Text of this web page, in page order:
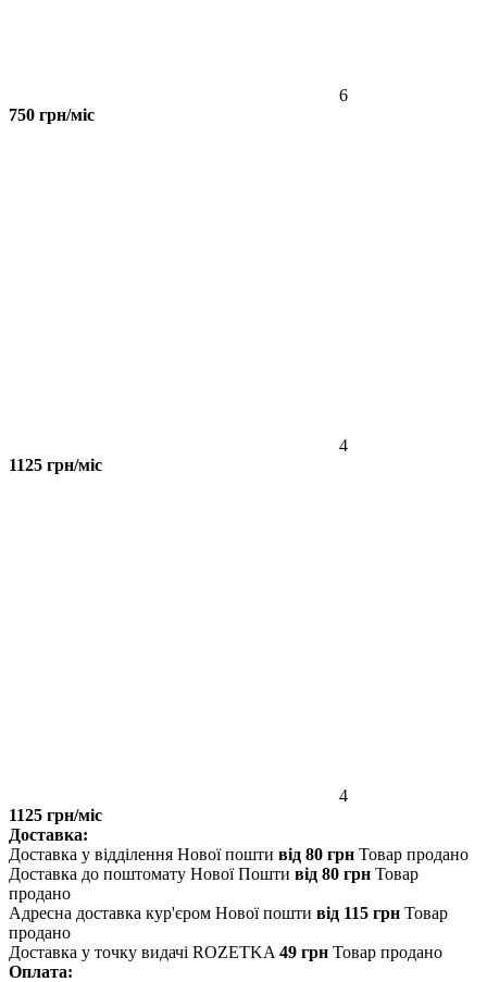
6
750 грн/міс
4
1125 грн/міс
4
1125 грн/міс
Доставка:
Доставка у відділення Нової пошти від 80 грн Товар продано
Доставка до поштомату Нової Пошти від 80 грн Товар
продано
Адресна доставка кур'єром Нової пошти від 115 грн Товар
продано
Доставка у точку видачі ROZETKA 49 грн Товар продано
Оплата: